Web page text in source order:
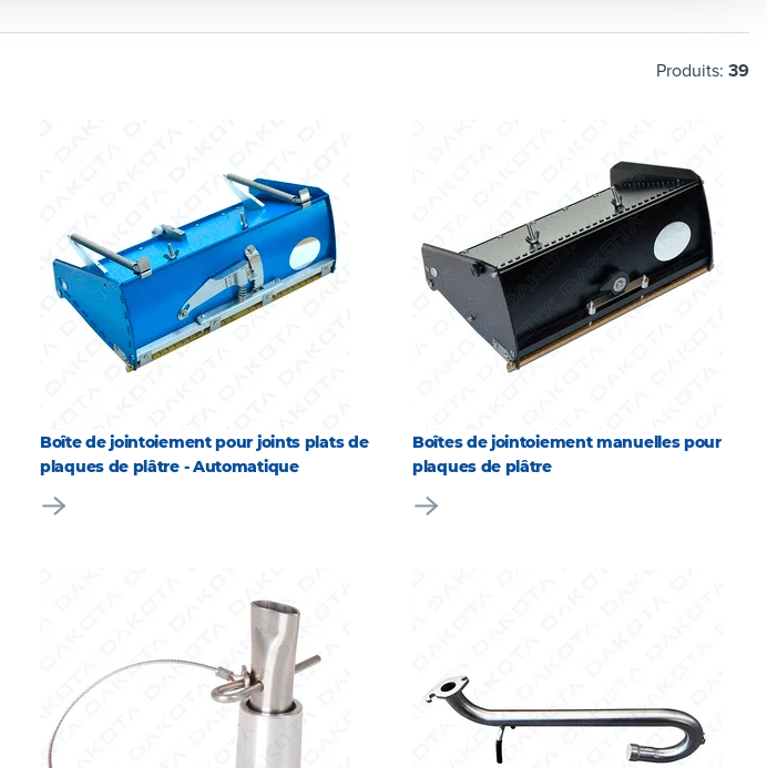
Produits: 39
Boîte de jointoiement pour joints plats de
plaques de plâtre - Automatique
Boîtes de jointoiement manuelles pour
plaques de plâtre